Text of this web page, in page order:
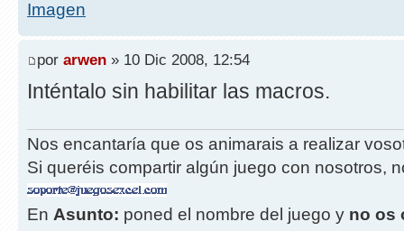
por arwen » 10 Dic 2008, 12:54
Inténtalo sin habilitar las macros.
Nos encantaría que os animarais a realizar
Si queréis compartir algún juego con nosotros,
En Asunto: poned el nombre del juego y no os